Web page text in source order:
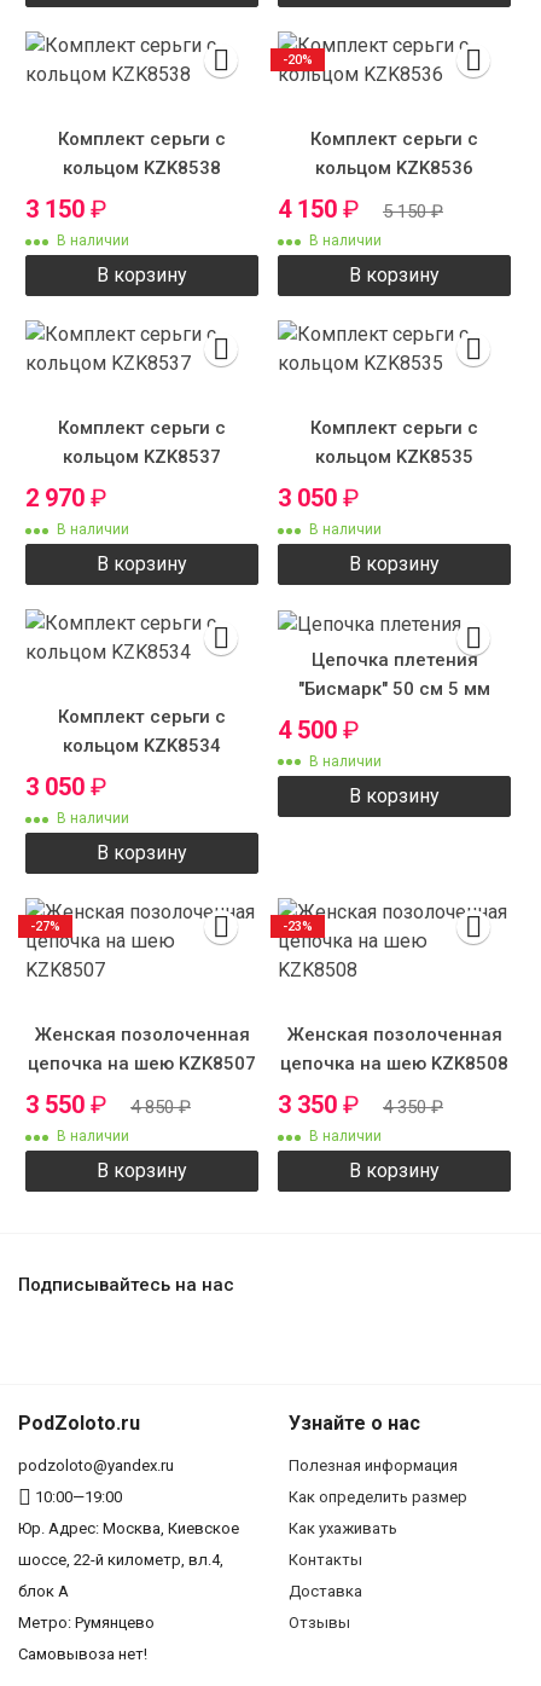
Комплект серьги с
кольцом KZK8538
3 150 ₽
В наличии
В корзину
Комплект серьги с
кольцом KZK8536
4 150 ₽ 5 150₽
В наличии
В корзину
-20%
Комплект серьги с
кольцом KZK8537
2 970 ₽
В наличии
В корзину
Комплект серьги с
кольцом KZK8535
3 050 ₽
В наличии
В корзину
Комплект серьги с
кольцом KZK8534
3 050 ₽
В наличии
В корзину
Цепочка плетения
"Бисмарк" 50 см 5 мм
4 500 ₽
В наличии
В корзину
Женская позолоченная
цепочка на шею KZK8507
3 550 ₽ 4 850₽
В наличии
В корзину
-27%
Женская позолоченная
цепочка на шею KZK8508
3 350 ₽ 4 350₽
В наличии
В корзину
-23%
Подписывайтесь на нас
PodZoloto.ru
podzoloto@yandex.ru
10:00—19:00
Юр. Адреc: Москва, Киевское
шоссе, 22-й километр, вл.4,
блок А
Метро: Румянцево
Самовывоза нет!
Узнайте о нас
Полезная информация
Как определить размер
Как ухаживать
Контакты
Доставка
Отзывы